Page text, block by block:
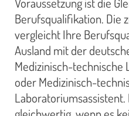
Voraussetzung ist die
Berufsqualifikation. Die
vergleicht Ihre
Ausland mit der
Medizinisch-technische
oder Medizinisch-